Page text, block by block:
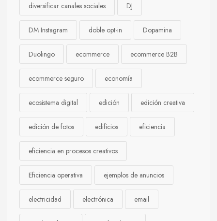
diversificar canales sociales DJ
DM Instagram doble opt-in Dopamina
Duolingo ecommerce ecommerce B2B
ecommerce seguro economía
ecosistema digital edición edición creativa
edición de fotos edificios eficiencia
eficiencia en procesos creativos
Eficiencia operativa ejemplos de anuncios
electricidad electrónica email